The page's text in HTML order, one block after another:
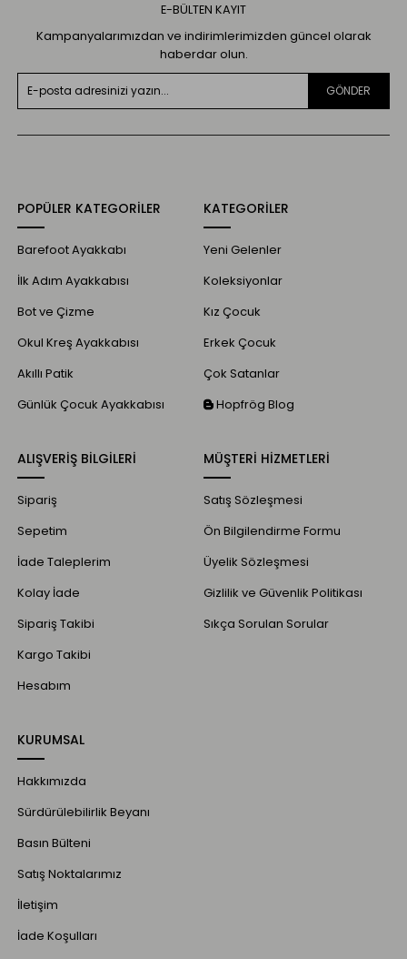
E-BÜLTEN KAYIT
Kampanyalarımızdan ve indirimlerimizden güncel olarak
haberdar olun.
GÖNDER
POPÜLER KATEGORİLER
Barefoot Ayakkabı
İlk Adım Ayakkabısı
Bot ve Çizme
Okul Kreş Ayakkabısı
Akıllı Patik
Günlük Çocuk Ayakkabısı
KATEGORİLER
Yeni Gelenler
Koleksiyonlar
Kız Çocuk
Erkek Çocuk
Çok Satanlar
Hopfrög Blog
ALIŞVERİŞ BİLGİLERİ
Sipariş
Sepetim
İade Taleplerim
Kolay İade
Sipariş Takibi
Kargo Takibi
Hesabım
MÜŞTERİ HİZMETLERİ
Satış Sözleşmesi
Ön Bilgilendirme Formu
Üyelik Sözleşmesi
Gizlilik ve Güvenlik Politikası
Sıkça Sorulan Sorular
KURUMSAL
Hakkımızda
Sürdürülebilirlik Beyanı
Basın Bülteni
Satış Noktalarımız
İletişim
İade Koşulları